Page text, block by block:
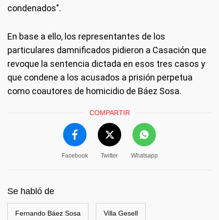
condenados".
En base a ello, los representantes de los
particulares damnificados pidieron a Casación que
revoque la sentencia dictada en esos tres casos y
que condene a los acusados a prisión perpetua
como coautores de homicidio de Báez Sosa.
COMPARTIR
Facebook Twitter Whatsapp
Se habló de
Fernando Báez Sosa Villa Gesell